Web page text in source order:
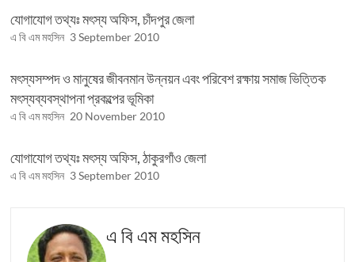
যোগাযোগ তথ্যঃ মৎস্য অফিস, চাঁদপুর জেলা
এ বি এম মহসিন 3 September 2010
মৎস্যসম্পদ ও মানুষের জীবনমান উন্নয়ন এবং পরিবেশ রক্ষায় সমাজ ভিত্তিক
মৎস্যব্যবস্থাপনা প্রকল্পের ভূমিকা
এ বি এম মহসিন 20 November 2010
যোগাযোগ তথ্যঃ মৎস্য অফিস, ঠাকুরগাঁও জেলা
এ বি এম মহসিন 3 September 2010
এ বি এম মহসিন